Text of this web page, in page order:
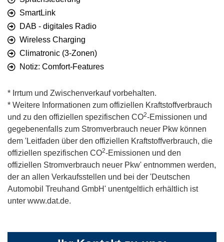
SmartLink
DAB - digitales Radio
Wireless Charging
Climatronic (3-Zonen)
Notiz: Comfort-Features
* Irrtum und Zwischenverkauf vorbehalten.
* Weitere Informationen zum offiziellen Kraftstoffverbrauch
und zu den offiziellen spezifischen CO2-Emissionen und
gegebenenfalls zum Stromverbrauch neuer Pkw können
dem 'Leitfaden über den offiziellen Kraftstoffverbrauch, die
offiziellen spezifischen CO2-Emissionen und den
offiziellen Stromverbrauch neuer Pkw' entnommen werden,
der an allen Verkaufsstellen und bei der 'Deutschen
Automobil Treuhand GmbH' unentgeltlich erhältlich ist
unter www.dat.de.